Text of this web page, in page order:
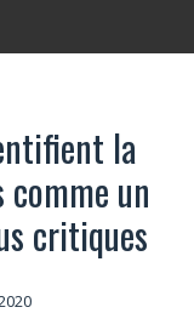
la
un
critiques